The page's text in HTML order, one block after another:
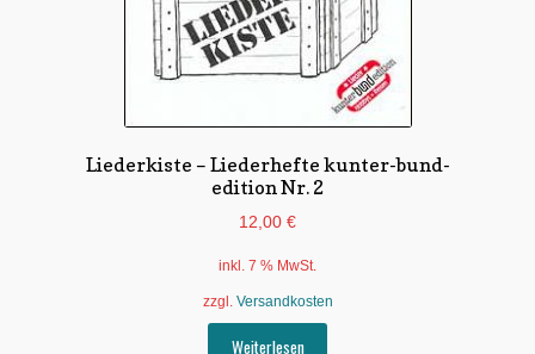
Liederkiste – Liederhefte kunter-bund-
edition Nr. 2
12,00 €
inkl. 7 % MwSt.
zzgl. Versandkosten
Weiterlesen